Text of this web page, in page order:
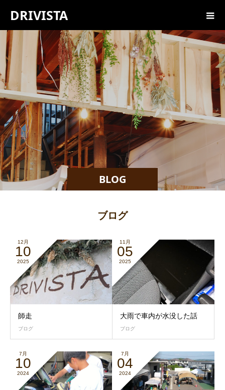
DRIVISTA
BLOG
ブログ
12月
10
2025
師走
ブログ
11月
05
2025
大雨で車内が水没した話
ブログ
7月
10
2024
7月
04
2024